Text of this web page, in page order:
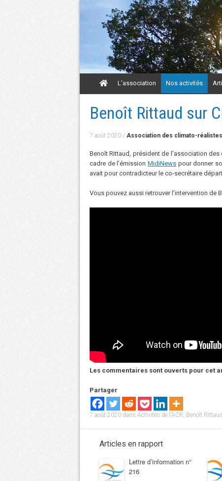
L’association Nos activités
Benoît Rittaud sur
7 août 2020 / Association des climato-réalistes
Benoît Rittaud, président de l’association
cadre de l’émission MidiNews pour donner
avait pour contradicteur le co-secrétaire
Vous pouvez aussi retrouver l’intervention de
Les commentaires sont ouverts pour cet
Partager
7 août 2020 dans Activités de l'ACR Benoît Rittaud
Articles en rapport
Lettre d’information n°
216